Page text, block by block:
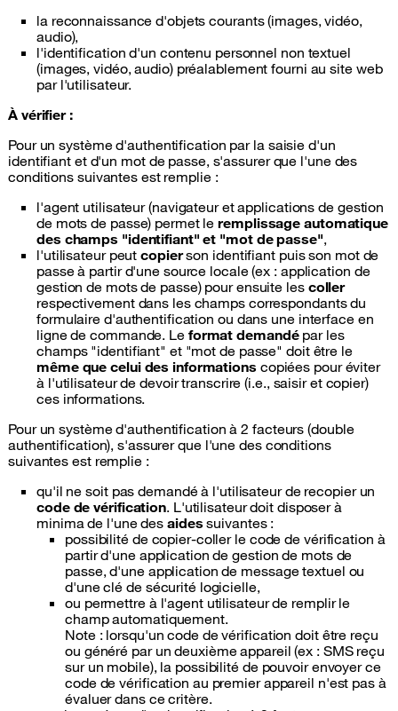
la reconnaissance d'objets courants (images, vidéo,
audio),
l'identification d'un contenu personnel non textuel
(images, vidéo, audio) préalablement fourni au site web
par l'utilisateur.
À vérifier :
Pour un système d'authentification par la saisie d'un
identifiant et d'un mot de passe, s'assurer que l'une des
conditions suivantes est remplie :
l'agent utilisateur (navigateur et applications de gestion
de mots de passe) permet leremplissage automatique
des champs "identifiant" et "mot de passe",
l'utilisateur peutcopierson identifiant puis son mot de
passe à partir d'une source locale (ex : application de
gestion de mots de passe) pour ensuite les coller
respectivement dans les champs correspondants du
formulaire d'authentification ou dans une interface en
ligne de commande. Le format demandépar les
champs "identifiant" et "mot de passe" doit être le
même que celui des informations copiées pour éviter
à l'utilisateur de devoir transcrire (i.e., saisir et copier)
ces informations.
Pour un système d'authentification à 2 facteurs (double
authentification), s'assurer que l'une des conditions
suivantes est remplie :
qu'il ne soit pas demandé à l'utilisateur de recopier un
code de vérification. L'utilisateur doit disposer à
minima de l'une des aides suivantes :
possibilité de copier-coller le code de vérification à
partir d'une application de gestion de mots de
passe, d'une application de message textuel ou
d'une clé de sécurité logicielle,
ou permettre à l'agent utilisateur de remplir le
champ automatiquement.
Note : lorsqu'un code de vérification doit être reçu
ou généré par un deuxième appareil (ex : SMS reçu
sur un mobile), la possibilité de pouvoir envoyer ce
code de vérification au premier appareil n'est pas à
évaluer dans ce critère.